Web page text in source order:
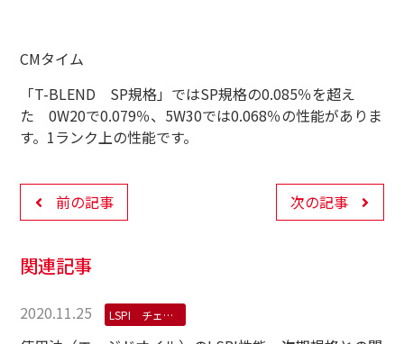
CMタイム
「T-BLEND SP規格」ではSP規格の0.085％を超え
た0W20で0.079％、 5W30では0.068％の性能がありま
す。 1ランク上の性能です。
前の記事 次の記事
関連記事
2020.11.25 LSPI チェーン摩耗